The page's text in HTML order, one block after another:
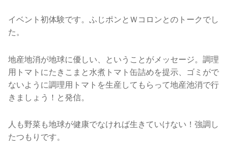
イベント初体験です。ふじポンとＷコロンとのトークでし
た。
地産地消が地球に優しい、ということがメッセージ。調理
用トマトにたきこまと水煮トマト缶詰めを提示、ゴミがで
ないように調理用トマトを生産してもらって地産池消で行
きましょう！と発信。
人も野菜も地球が健康でなければ生きていけない！強調し
たつもりです。